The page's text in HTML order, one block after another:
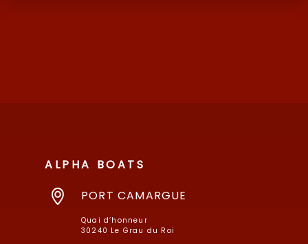
ALPHA BOATS
PORT CAMARGUE
Quai d’honneur
30240 Le Grau du Roi